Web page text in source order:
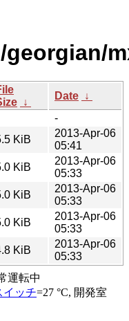
↓
Date ↓
-
KiB
2013-Apr-06
05:41
KiB
2013-Apr-06
05:33
KiB
2013-Apr-06
05:33
KiB
2013-Apr-06
05:33
KiB
2013-Apr-06
05:33